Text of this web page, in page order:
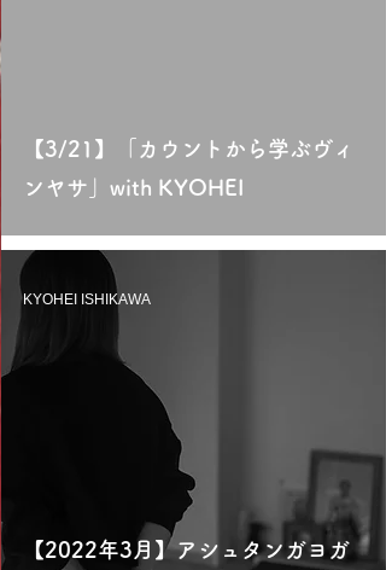
【3/21】「カウントから学ぶヴィ
ンヤサ」with KYOHEI
【2022年3月】アシュタンガヨガ
KYOHEI ISHIKAWA